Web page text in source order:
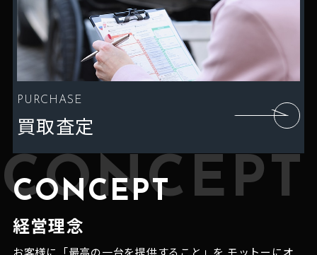
PURCHASE
買取査定
CONCEPT
CONCEPT
経営理念
お客様に「最高の一台を提供すること」を モットーにオ